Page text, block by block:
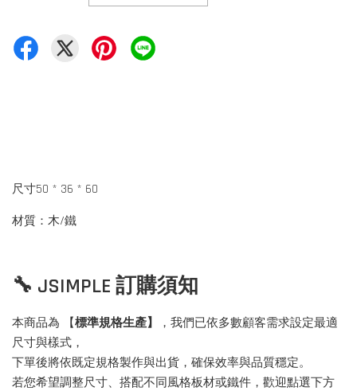
尺寸50 * 36 * 60
材質：木/鐵
🔧 JSIMPLE 訂購須知
本商品為 【標準規格生產】
，我們已依多數顧客需求設定最適
尺寸與樣式，
下單後將依既定規格製作與出貨，確保效率與品質穩定。
若您希望調整尺寸、搭配不同風格板材或鐵件，歡迎點選下方